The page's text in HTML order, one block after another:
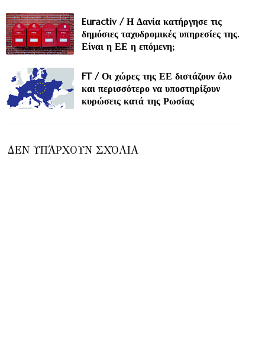
Euractiv / Η Δανία κατήργησε τις
δημόσιες ταχυδρομικές υπηρεσίες της.
Είναι η ΕΕ η επόμενη;
FT / Οι χώρες της ΕΕ διστάζουν όλο
και περισσότερο να υποστηρίξουν
κυρώσεις κατά της Ρωσίας
ΔΕΝ ΥΠΆΡΧΟΥΝ ΣΧΌΛΙΑ